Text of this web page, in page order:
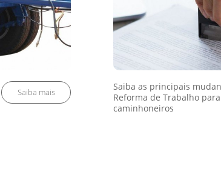
Saiba as principais
Reforma de Trabalho
caminhoneiros